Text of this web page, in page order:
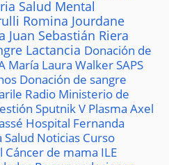
Salud Mental
Romina Jourdane
Juan Sebastián Riera
Lactancia Donación de
María Laura WalkerSAPS
Donación de sangre
Radio Ministerio de
Sputnik V Plasma Axel
Hospital Fernanda
Salud Noticias Curso
Cáncer de mama ILE